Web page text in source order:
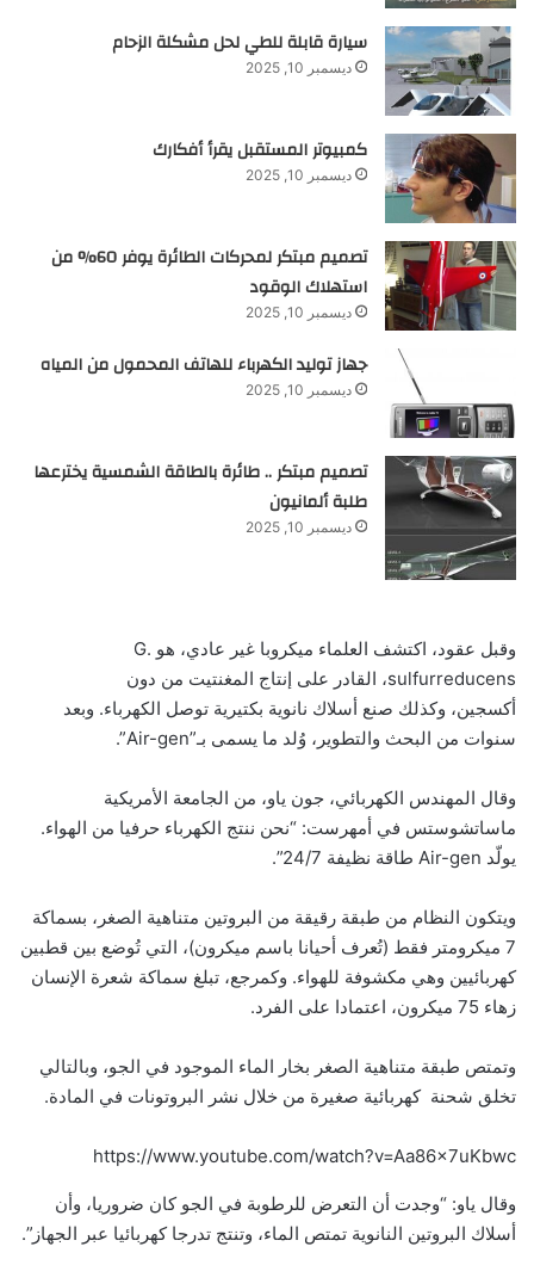
سيارة قابلة للطي لحل مشكلة الزحام
ديسمبر 10, 2025
كمبيوتر المستقبل يقرأ أفكارك
ديسمبر 10, 2025
تصميم مبتكر لمحركات الطائرة يوفر 60% من
استهلاك الوقود
ديسمبر 10, 2025
جهاز توليد الكهرباء للهاتف المحمول من المياه
ديسمبر 10, 2025
تصميم مبتكر .. طائرة بالطاقة الشمسية يخترعها
طلبة ألمانيون
ديسمبر 10, 2025
وقبل عقود، اكتشف العلماء ميكروبا غير عادي، هو G.
sulfurreducens، القادر على إنتاج المغنتيت من دون
أكسجين، وكذلك صنع أسلاك نانوية بكتيرية توصل الكهرباء. وبعد
سنوات من البحث والتطوير، وُلد ما يسمى بـ”Air-gen”.
وقال المهندس الكهربائي، جون ياو، من الجامعة الأمريكية
ماساتشوستس في أمهرست: “نحن ننتج الكهرباء حرفيا من الهواء.
يولّد Air-gen طاقة نظيفة 24/7”.
ويتكون النظام من طبقة رقيقة من البروتين متناهية الصغر، بسماكة
7 ميكرومتر فقط (تُعرف أحيانا باسم ميكرون)، التي تُوضع بين قطبين
كهربائيين وهي مكشوفة للهواء. وكمرجع، تبلغ سماكة شعرة الإنسان
زهاء 75 ميكرون، اعتمادا على الفرد.
وتمتص طبقة متناهية الصغر بخار الماء الموجود في الجو، وبالتالي
تخلق شحنة كهربائية صغيرة من خلال نشر البروتونات في المادة.
https://www.youtube.com/watch?v=Aa86x7uKbwc
وقال ياو: “وجدت أن التعرض للرطوبة في الجو كان ضروريا، وأن
أسلاك البروتين النانوية تمتص الماء، وتنتج تدرجا كهربائيا عبر الجهاز”.